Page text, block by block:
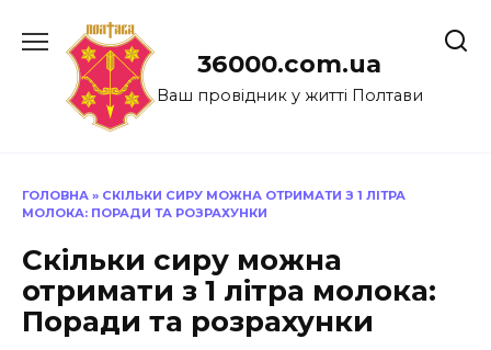
до
36000.com.ua
Ваш провідник у житті Полтави
ГОЛОВНА » СКІЛЬКИ СИРУ МОЖНА ОТРИМАТИ З 1 ЛІТРА
МОЛОКА: ПОРАДИ ТА РОЗРАХУНКИ
Скільки сиру можна
отримати з 1 літра молока:
Поради та розрахунки